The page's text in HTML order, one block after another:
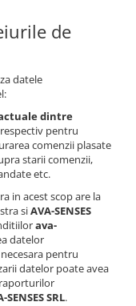
de
datele
dintre
pentru
comenzii plasate
starii comenzii,
etc.
in acest scop are la
siAVA-SENSES
ava-
datelor
pentru
datelor poate avea
SENSES SRL.